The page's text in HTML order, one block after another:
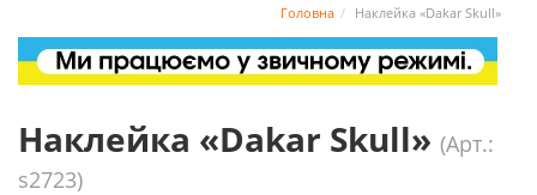
Головна Наклейка «Dakar Skull»
Наклейка «Dakar Skull» (Арт.:
s2723)